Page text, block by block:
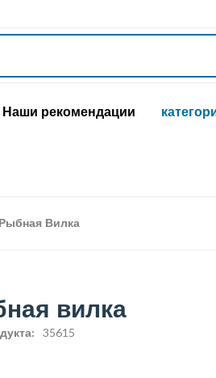
Наши рекомендации
Рыбная Вилка
вилка
35615